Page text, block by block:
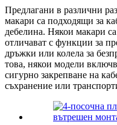
Предлагани в различни
макари са подходящи за
дебелина. Някои макари
отличават с функции за
дръжки или колела за
това, някои модели
сигурно закрепване на
съхранение или